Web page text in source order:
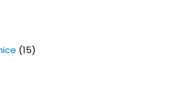
(15)